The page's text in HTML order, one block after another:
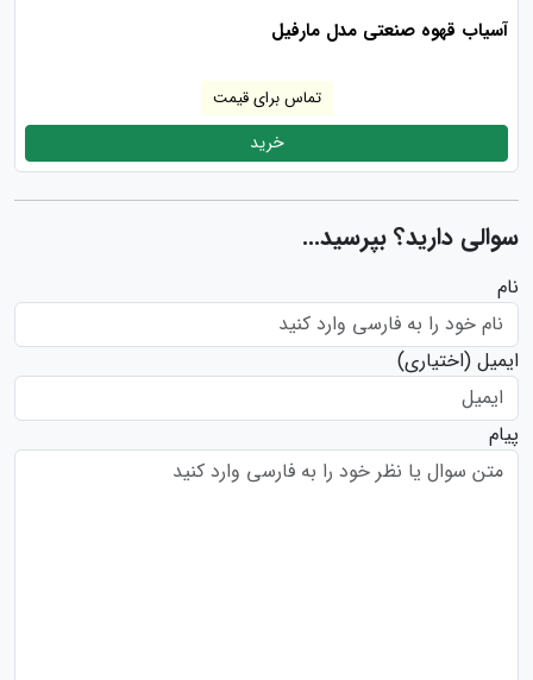
آسیاب قهوه صنعتی مدل مارفیل
تماس برای قیمت
خرید
سوالی دارید؟ بپرسید...
نام
ایمیل (اختیاری)
پیام